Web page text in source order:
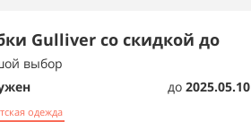
Gulliver со скидкой до
выбор
до 2025.05.10
одежда